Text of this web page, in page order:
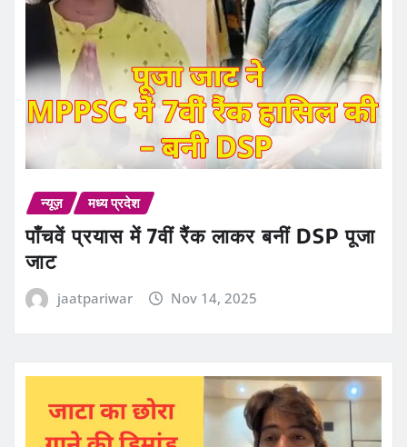
न्यूज़ मध्य प्रदेश
पाँचवें प्रयास में 7वीं रैंक लाकर बनीं DSP पूजा
जाट
jaatpariwar Nov 14, 2025